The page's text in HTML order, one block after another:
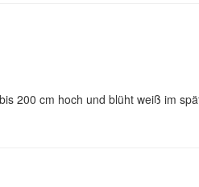
200 cm hoch und blüht weiß im